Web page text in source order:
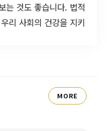
는 것도 좋습니다. 법적
리 사회의 건강을 지키
MORE